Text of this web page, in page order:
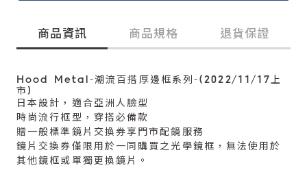
商品資訊 商品規格 退貨保證
Hood Metal-潮流百搭厚邊框系列-(2022/11/17上
市)
日本設計，適合亞洲人臉型
時尚流行框型，穿搭必備款
贈一般標準鏡片交換券享門市配鏡服務
鏡片交換券僅限用於一同購買之光學鏡框，無法使用於
其他鏡框或單獨更換鏡片。